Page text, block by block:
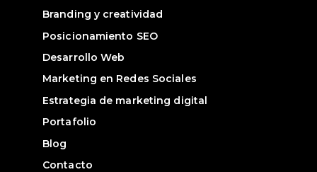
Branding y creatividad
Posicionamiento SEO
Desarrollo Web
Marketing en Redes Sociales
Estrategia de marketing digital
Portafolio
Blog
Contacto